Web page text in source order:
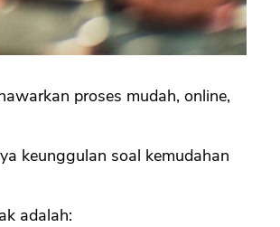
proses mudah, online,
keunggulan soal kemudahan
adalah: